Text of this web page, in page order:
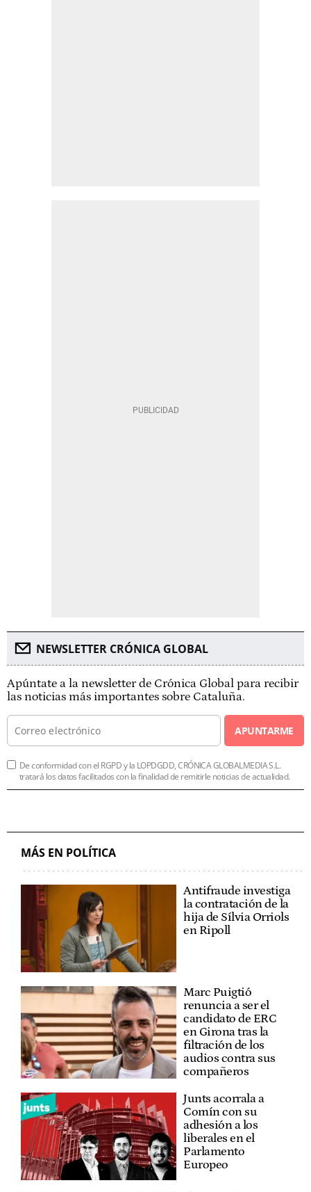
NEWSLETTER CRÓNICA GLOBAL
Apúntate a la newsletter de Crónica Global para recibir
las noticias más importantes sobre Cataluña.
APUNTARME
De conformidad con el RGPD y la LOPDGDD, CRÓNICA GLOBALMEDIA S.L.
tratará los datos facilitados con la finalidad de remitirle noticias de actualidad.
MÁS EN POLÍTICA
Antifraude investiga
la contratación de la
hija de Sílvia Orriols
en Ripoll
Marc Puigtió
renuncia a ser el
candidato de ERC
en Girona tras la
filtración de los
audios contra sus
compañeros
Junts acorrala a
Comín con su
adhesión a los
liberales en el
Parlamento
Europeo